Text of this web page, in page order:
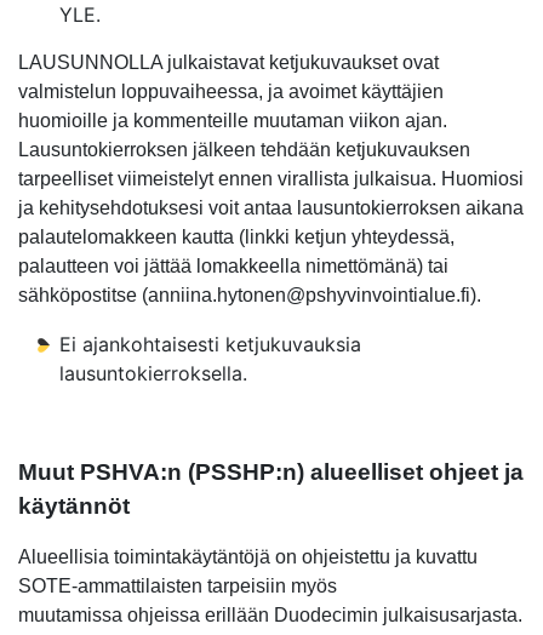
YLE.
LAUSUNNOLLA julkaistavat ketjukuvaukset ovat
valmistelun loppuvaiheessa, ja avoimet käyttäjien
huomioille ja kommenteille muutaman viikon ajan.
Lausuntokierroksen jälkeen tehdään ketjukuvauksen
tarpeelliset viimeistelyt ennen virallista julkaisua. Huomiosi
ja kehitysehdotuksesi voit antaa lausuntokierroksen aikana
palautelomakkeen kautta (linkki ketjun yhteydessä,
palautteen voi jättää lomakkeella nimettömänä) tai
sähköpostitse (anniina.hytonen@pshyvinvointialue.fi).
Ei ajankohtaisesti ketjukuvauksia
lausuntokierroksella.
Muut PSHVA:n (PSSHP:n) alueelliset ohjeet ja
käytännöt
Alueellisia toimintakäytäntöjä on ohjeistettu ja kuvattu
SOTE-ammattilaisten tarpeisiin myös
muutamissa ohjeissa erillään Duodecimin julkaisusarjasta.